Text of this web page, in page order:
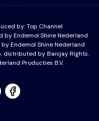
by:Top Channel
by Endemol Shine Nederland
Endemol Shine Nederland
distributed by Banijay Rights.
Producties B.V.